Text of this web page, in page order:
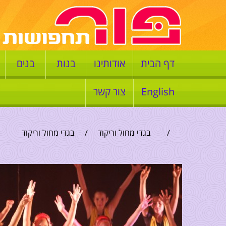
דף הבית אודותינו בנות בנים
English צור קשר
/ בגדי מחול וריקוד / בגדי מחול וריקוד